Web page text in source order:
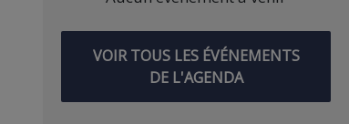
VOIR TOUS LES ÉVÉNEMENTS
DE L'AGENDA